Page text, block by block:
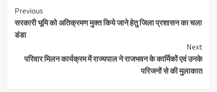
Continue
Reading
Previous
सरकारी भूमि को अतिक्रमण मुक्त किये जाने हेतु जिला प्रशासन का चला
डंडा
Next
परिवार मिलन कार्यक्रम में राज्यपाल ने राजभवन के कार्मिकों एवं उनके
परिजनों से की मुलाकात